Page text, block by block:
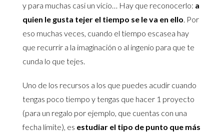
y para muchas casi un vicio… Hay que reconocerlo: a
quien le gusta tejer el tiempo se le va en ello. Por
eso muchas veces, cuando el tiempo escasea hay
que recurrir a la imaginación o al ingenio para que te
cunda lo que tejes.
Uno de los recursos a los que puedes acudir cuando
tengas poco tiempo y tengas que hacer 1 proyecto
(para un regalo por ejemplo, que cuentas con una
fecha límite), es estudiar el tipo de punto que más